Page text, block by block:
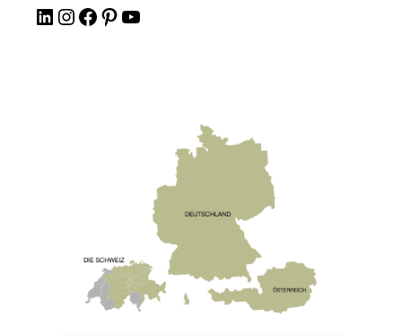
LinkedIn Instagram Facebook Pinterest YouTube